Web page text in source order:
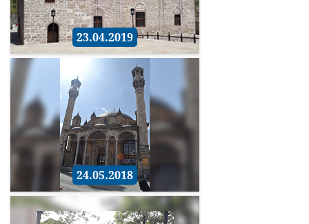
23.04.2019
24.05.2018